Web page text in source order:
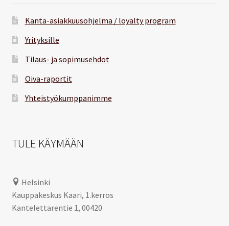
Kanta-asiakkuusohjelma / loyalty program
Yrityksille
Tilaus- ja sopimusehdot
Oiva-raportit
Yhteistyökumppanimme
TULE KÄYMÄÄN
Helsinki
Kauppakeskus Kaari, 1.kerros
Kantelettarentie 1, 00420